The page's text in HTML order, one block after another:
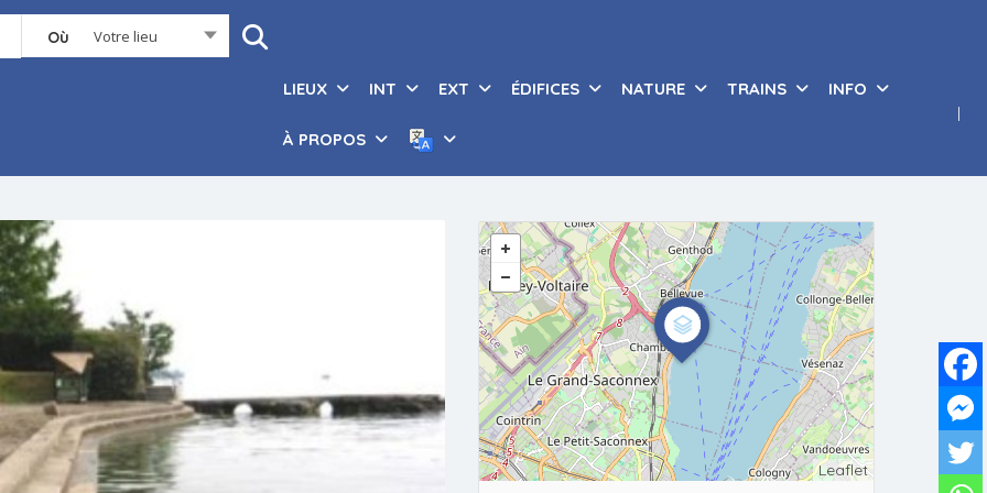
Où Votre lieu
LIEUX INT EXT ÉDIFICES NATURE TRAINS INFO
À PROPOS
Leaflet